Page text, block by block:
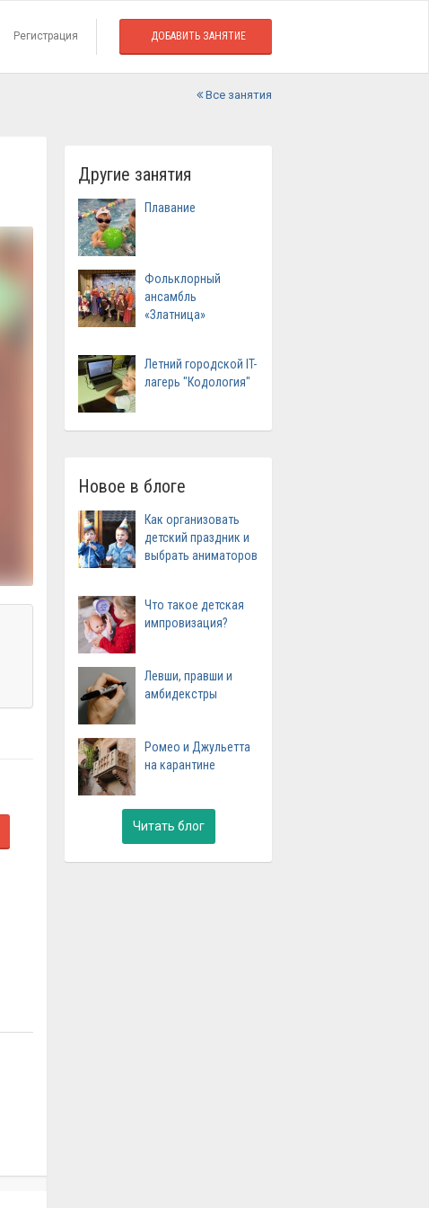
Регистрация ДОБАВИТЬ ЗАНЯТИЕ
Все занятия
Другие занятия
Плавание
Фольклорный
ансамбль
«Златница»
Летний городской IT-
лагерь "Кодология"
Новое в блоге
Как организовать
детский праздник и
выбрать аниматоров
Что такое детская
импровизация?
Левши, правши и
амбидекстры
Ромео и Джульетта
на карантине
Читать блог